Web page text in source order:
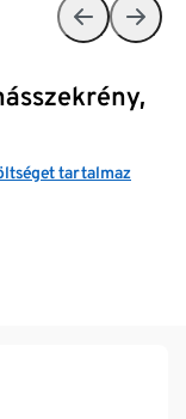
tartalmaz